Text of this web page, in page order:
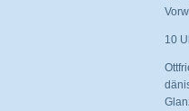
10